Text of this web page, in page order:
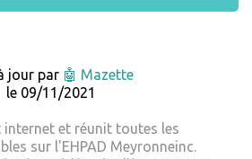
jour par 🤖 Mazette
le 09/11/2021
et réunit toutes les
sur l'EHPAD Meyronneinc.